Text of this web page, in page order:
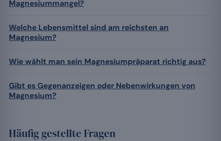
Magnesiummangel?
Welche Lebensmittel sind am reichsten an
Magnesium?
Wie wählt man sein Magnesiumpräparat richtig aus?
Gibt es Gegenanzeigen oder Nebenwirkungen von
Magnesium?
Häufig gestellte Fragen